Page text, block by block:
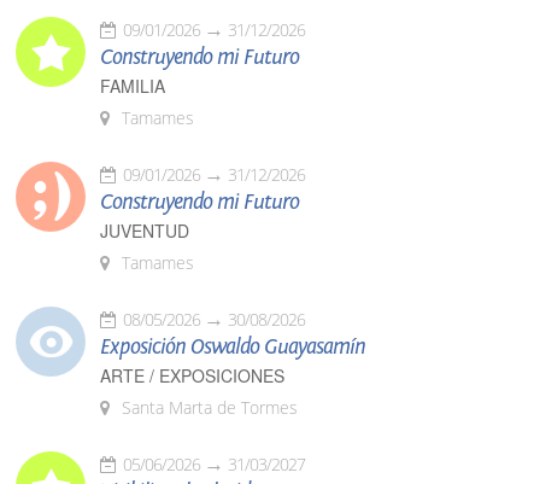
09/01/2026 31/12/2026
Construyendo mi Futuro
FAMILIA
Tamames
09/01/2026 31/12/2026
Construyendo mi Futuro
JUVENTUD
Tamames
08/05/2026 30/08/2026
Exposición Oswaldo Guayasamín
ARTE / EXPOSICIONES
Santa Marta de Tormes
05/06/2026 31/03/2027